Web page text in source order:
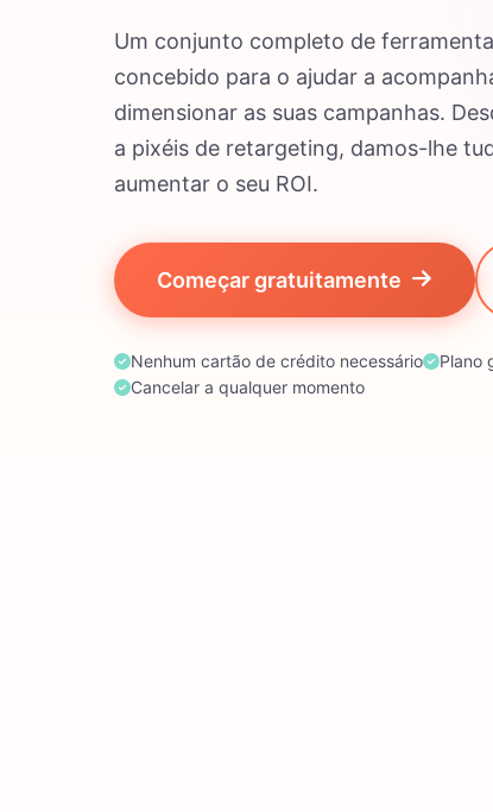
Um conjunto completo de
concebido para o ajudar a
dimensionar as suas campanhas.
a pixéis de retargeting, damos-lhe
aumentar o seu ROI.
Começar gratuitamente
Nenhum cartão de crédito necessário
Plano
Cancelar a qualquer momento